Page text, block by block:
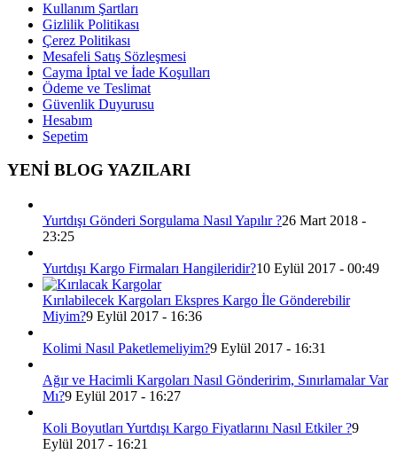
Kullanım Şartları
Gizlilik Politikası
Çerez Politikası
Mesafeli Satış Sözleşmesi
Cayma İptal ve İade Koşulları
Ödeme ve Teslimat
Güvenlik Duyurusu
Hesabım
Sepetim
YENİ BLOG YAZILARI
Yurtdışı Gönderi Sorgulama Nasıl Yapılır ?26 Mart 2018 -
23:25
Yurtdışı Kargo Firmaları Hangileridir?10 Eylül 2017 - 00:49
Kırılabilecek Kargoları Ekspres Kargo İle Gönderebilir
Miyim?9 Eylül 2017 - 16:36
Kolimi Nasıl Paketlemeliyim?9 Eylül 2017 - 16:31
Ağır ve Hacimli Kargoları Nasıl Gönderirim, Sınırlamalar Var
Mı?9 Eylül 2017 - 16:27
Koli Boyutları Yurtdışı Kargo Fiyatlarını Nasıl Etkiler ?9
Eylül 2017 - 16:21